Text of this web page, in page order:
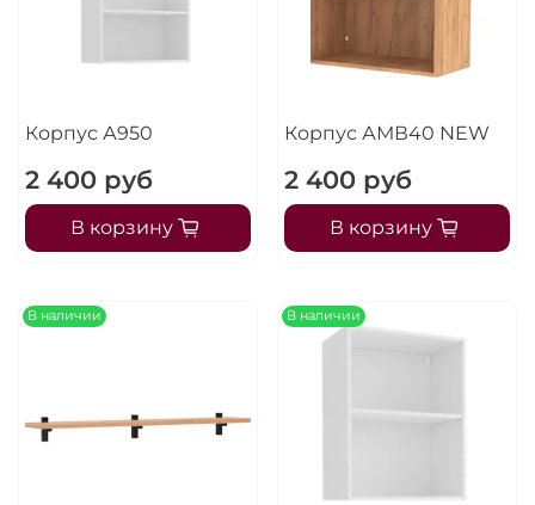
Корпус А950
2 400 руб
В корзину
Корпус АМВ40 NEW
2 400 руб
В корзину
В наличии В наличии